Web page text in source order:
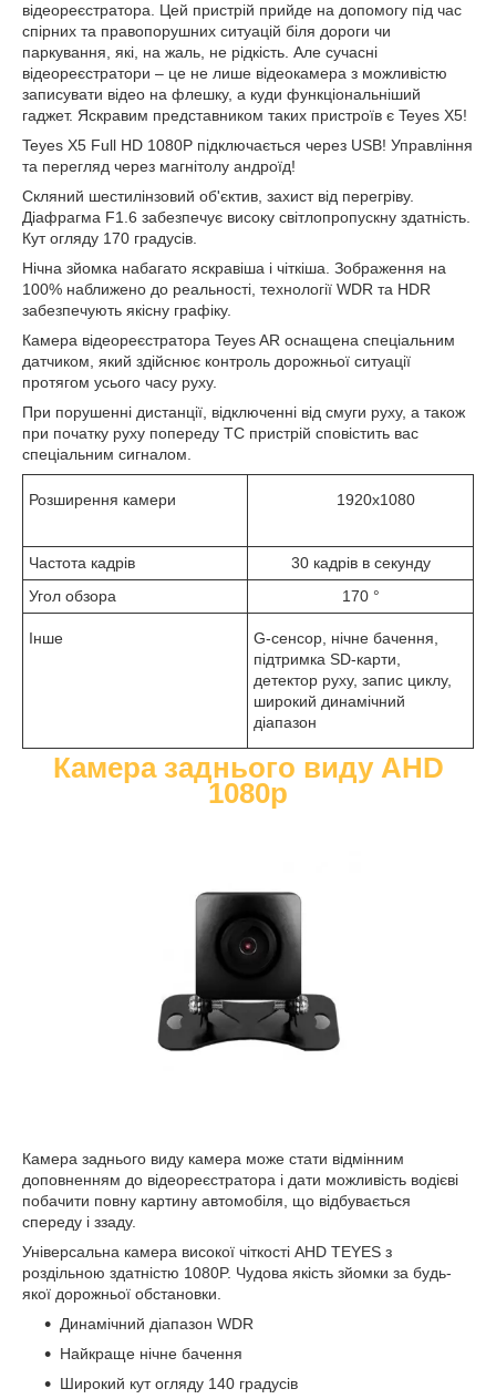
відеореєстратора. Цей пристрій прийде на допомогу під час
спірних та правопорушних ситуацій біля дороги чи
паркування, які, на жаль, не рідкість. Але сучасні
відеореєстратори – це не лише відеокамера з можливістю
записувати відео на флешку, а куди функціональніший
гаджет. Яскравим представником таких пристроїв є Teyes X5!
Teyes X5 Full HD 1080P підключається через USB! Управління
та перегляд через магнітолу андроїд!
Скляний шестилінзовий об'єктив, захист від перегріву.
Діафрагма F1.6 забезпечує високу світлопропускну здатність.
Кут огляду 170 градусів.
Нічна зйомка набагато яскравіша і чіткіша. Зображення на
100% наближено до реальності, технології WDR та HDR
забезпечують якісну графіку.
Камера відеореєстратора Teyes AR оснащена спеціальним
датчиком, який здійснює контроль дорожньої ситуації
протягом усього часу руху.
При порушенні дистанції, відключенні від смуги руху, а також
при початку руху попереду ТС пристрій сповістить вас
спеціальним сигналом.
Розширення камери 1920х1080
Частота кадрів
30 кадрів в секунду
Угол обзора
170 °
Інше
G-сенсор, нічне бачення,
підтримка SD-карти,
детектор руху, запис циклу,
широкий динамічний
діапазон
Камера заднього виду AHD
1080p
Камера заднього виду камера може стати відмінним
доповненням до відеореєстратора і дати можливість водієві
побачити повну картину автомобіля, що відбувається
спереду і ззаду.
Універсальна камера високої чіткості AHD TEYES з
роздільною здатністю 1080P. Чудова якість зйомки за будь-
якої дорожньої обстановки.
Динамічний діапазон WDR
Найкраще нічне бачення
Широкий кут огляду 140 градусів